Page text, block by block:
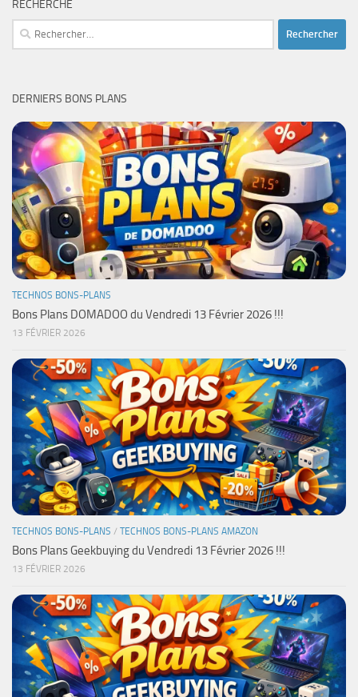
RECHERCHE
Rechercher :
DERNIERS BONS PLANS
TECHNOS BONS-PLANS
Bons Plans DOMADOO du Vendredi 13 Février 2026 !!!
13 FÉVRIER 2026
TECHNOS BONS-PLANS / TECHNOS BONS-PLANS AMAZON
Bons Plans Geekbuying du Vendredi 13 Février 2026 !!!
13 FÉVRIER 2026